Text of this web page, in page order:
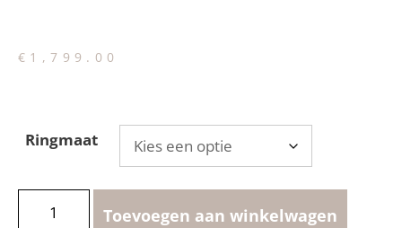
€ 1,799.00
Ringmaat
Toevoegen aan winkelwagen